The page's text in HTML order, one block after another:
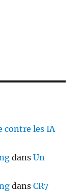
contre les IA
dansUn
dansCR7